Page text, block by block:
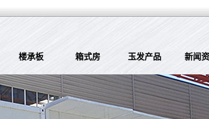
楼承板 箱式房 玉发产品 新闻